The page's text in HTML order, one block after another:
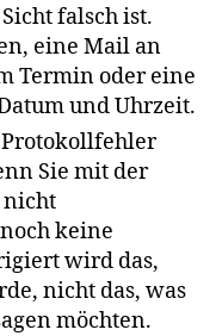
falsch ist.
eine Mail an
Termin oder eine
und Uhrzeit.
Sie mit der
nicht
keine
wird das,
nicht das, was
möchten.